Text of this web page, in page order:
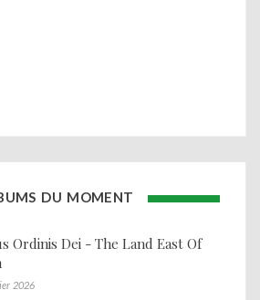
DU MOMENT
Ordinis Dei - The Land East Of
2026